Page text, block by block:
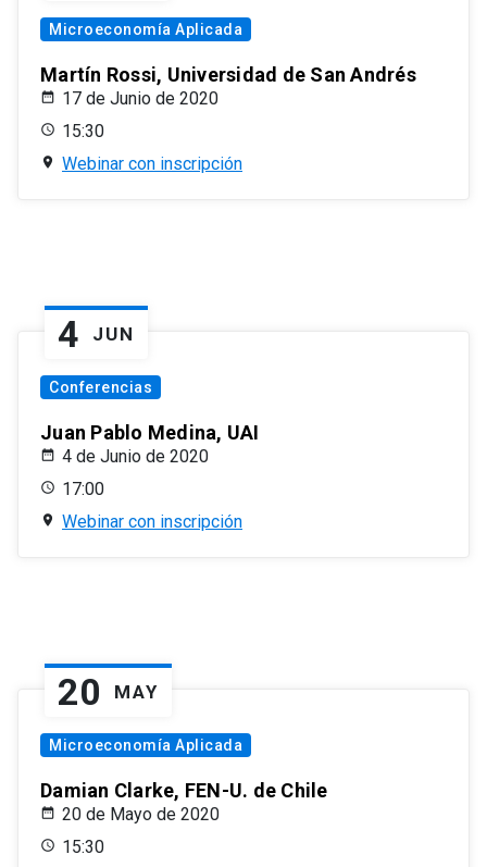
Microeconomía Aplicada
Martín Rossi, Universidad de San Andrés
17 de Junio de 2020
15:30
Webinar con inscripción
4 JUN
Conferencias
Juan Pablo Medina, UAI
4 de Junio de 2020
17:00
Webinar con inscripción
20 MAY
Microeconomía Aplicada
Damian Clarke, FEN-U. de Chile
20 de Mayo de 2020
15:30